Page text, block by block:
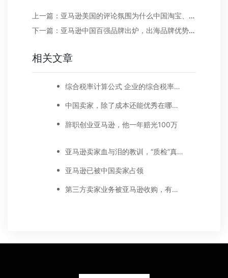
上一篇：亚马逊美国的评论氛围为什么中国淘宝、京东做不到？
下一篇：亚马逊中国百强品牌出炉，出海品牌优势品类曝光
相关文章
综合税率计算公式 企业的综合税率怎么计算
中国卖家，除了成本还能优秀在哪里？
辞职创业亚马逊，他一年赔光100万
亚马逊卖家血与泪的教训，“质检”真的很重要！
亚马逊已被中国卖家占领
第三方卖家业务被亚马逊收购，有好处吗？